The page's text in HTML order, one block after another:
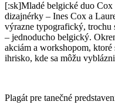
[:sk]Mladé belgické duo
dizajnérky – Ines Cox a
výrazne typografický,
– jednoducho belgický.
akciám a workshopom,
ihrisko, kde sa môžu
Plagát pre tanečné